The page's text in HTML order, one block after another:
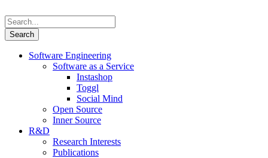
Software Engineering
Software as a Service
Instashop
Toggl
Social Mind
Open Source
Inner Source
R&D
Research Interests
Publications